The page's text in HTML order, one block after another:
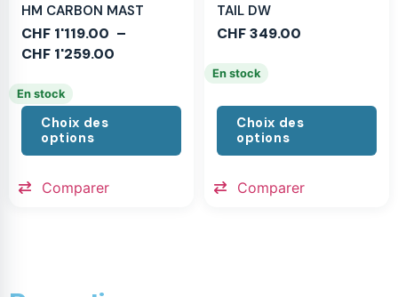
HM CARBON MAST
CHF 1'119.00 –
CHF 1'259.00
En stock
Choix des
options
Comparer
TAIL DW
CHF349.00
En stock
Choix des
options
Comparer